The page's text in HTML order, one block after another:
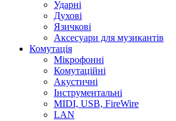
Ударні
Духові
Язичкові
Аксесуари для музикантів
Комутація
Мікрофонні
Комутаційні
Акустичні
Інструментальні
MIDI, USB, FireWire
LAN